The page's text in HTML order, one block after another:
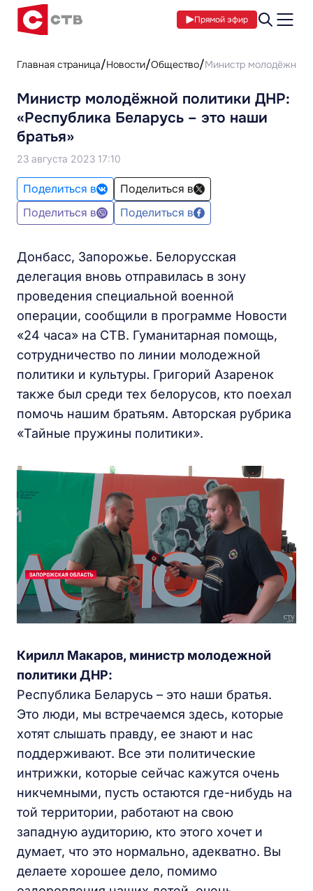
Прямой эфир
Главная страница Новости Общество Министр молодёжной
Министр молодёжной политики ДНР:
«Республика Беларусь – это наши
братья»
23 августа 2023 17:10
Поделиться в
Поделиться в
Поделиться в
Поделиться в
Донбасс, Запорожье. Белорусская
делегация вновь отправилась в зону
проведения специальной военной
операции, сообщили в программе Новости
«24 часа» на СТВ. Гуманитарная помощь,
сотрудничество по линии молодежной
политики и культуры. Григорий Азаренок
также был среди тех белорусов, кто поехал
помочь нашим братьям. Авторская рубрика
«Тайные пружины политики».
Кирилл Макаров, министр молодежной
политики ДНР:
Республика Беларусь – это наши братья.
Это люди, мы встречаемся здесь, которые
хотят слышать правду, ее знают и нас
поддерживают. Все эти политические
интрижки, которые сейчас кажутся очень
никчемными, пусть остаются где-нибудь на
той территории, работают на свою
западную аудиторию, кто этого хочет и
думает, что это нормально, адекватно. Вы
делаете хорошее дело, помимо